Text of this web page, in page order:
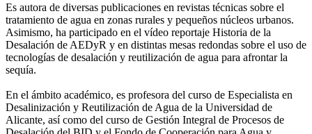
Es autora de diversas publicaciones en revistas técnicas sobre el
tratamiento de agua en zonas rurales y pequeños núcleos urbanos.
Asimismo, ha participado en el vídeo reportaje Historia de la
Desalación de AEDyR y en distintas mesas redondas sobre el uso de
tecnologías de desalación y reutilización de agua para afrontar la
sequía.
En el ámbito académico, es profesora del curso de Especialista en
Desalinización y Reutilización de Agua de la Universidad de
Alicante, así como del curso de Gestión Integral de Procesos de